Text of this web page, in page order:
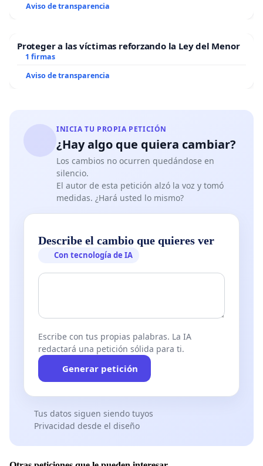
Aviso de transparencia
Proteger a las víctimas reforzando la Ley del Menor
1 firmas
Aviso de transparencia
INICIA TU PROPIA PETICIÓN
¿Hay algo que quiera cambiar?
Los cambios no ocurren quedándose en
silencio.
El autor de esta petición alzó la voz y tomó
medidas. ¿Hará usted lo mismo?
Describe el cambio que quieres ver
Con tecnología de IA
Escribe con tus propias palabras. La IA
redactará una petición sólida para ti.
Generar petición
Tus datos siguen siendo tuyos
Privacidad desde el diseño